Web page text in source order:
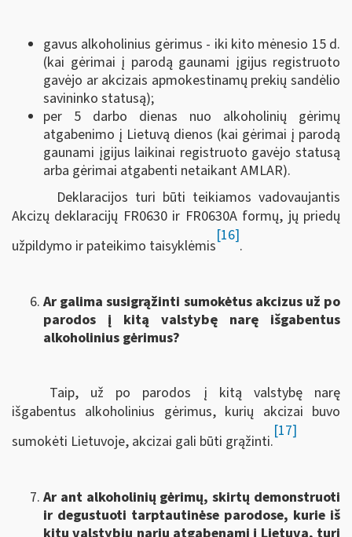
gavus alkoholinius gėrimus - iki kito mėnesio 15 d.
(kai gėrimai į parodą gaunami įgijus registruoto
gavėjo ar akcizais apmokestinamų prekių sandėlio
savininko statusą);
per 5 darbo dienas nuo alkoholinių gėrimų
atgabenimo į Lietuvą dienos (kai gėrimai į parodą
gaunami įgijus laikinai registruoto gavėjo statusą
arba gėrimai atgabenti netaikant AMLAR).
Deklaracijos turi būti teikiamos vadovaujantis
Akcizų deklaracijų FR0630 ir FR0630A formų, jų priedų
užpildymo ir pateikimo taisyklėmis
[16]
.
Ar galima susigrąžinti sumokėtus akcizus už po
parodos į kitą valstybę narę išgabentus
alkoholinius gėrimus?
Taip, už po parodos į kitą valstybę narę
išgabentus alkoholinius gėrimus, kurių akcizai buvo
sumokėti Lietuvoje, akcizai gali būti grąžinti.
[17]
Ar ant alkoholinių gėrimų, skirtų demonstruoti
ir degustuoti tarptautinėse parodose, kurie iš